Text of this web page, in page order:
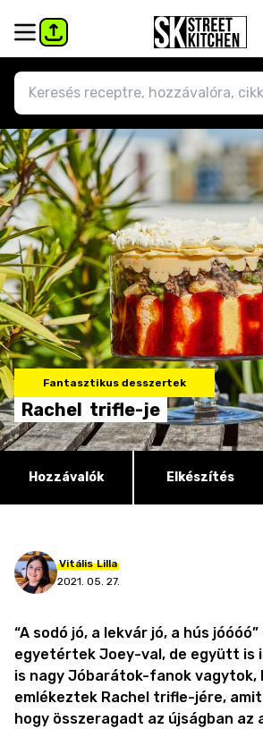
Fantasztikus desszertek
Rachel trifle-je
Hozzávalók Elkészítés
Vitális Lilla
2021. 05. 27.
“A sodó jó, a lekvár jó, a hús
egyetértek Joey-val, de együtt is
is nagy Jóbarátok-fanok vagytok,
emlékeztek Rachel trifle-jére,
hogy összeragadt az újságban az